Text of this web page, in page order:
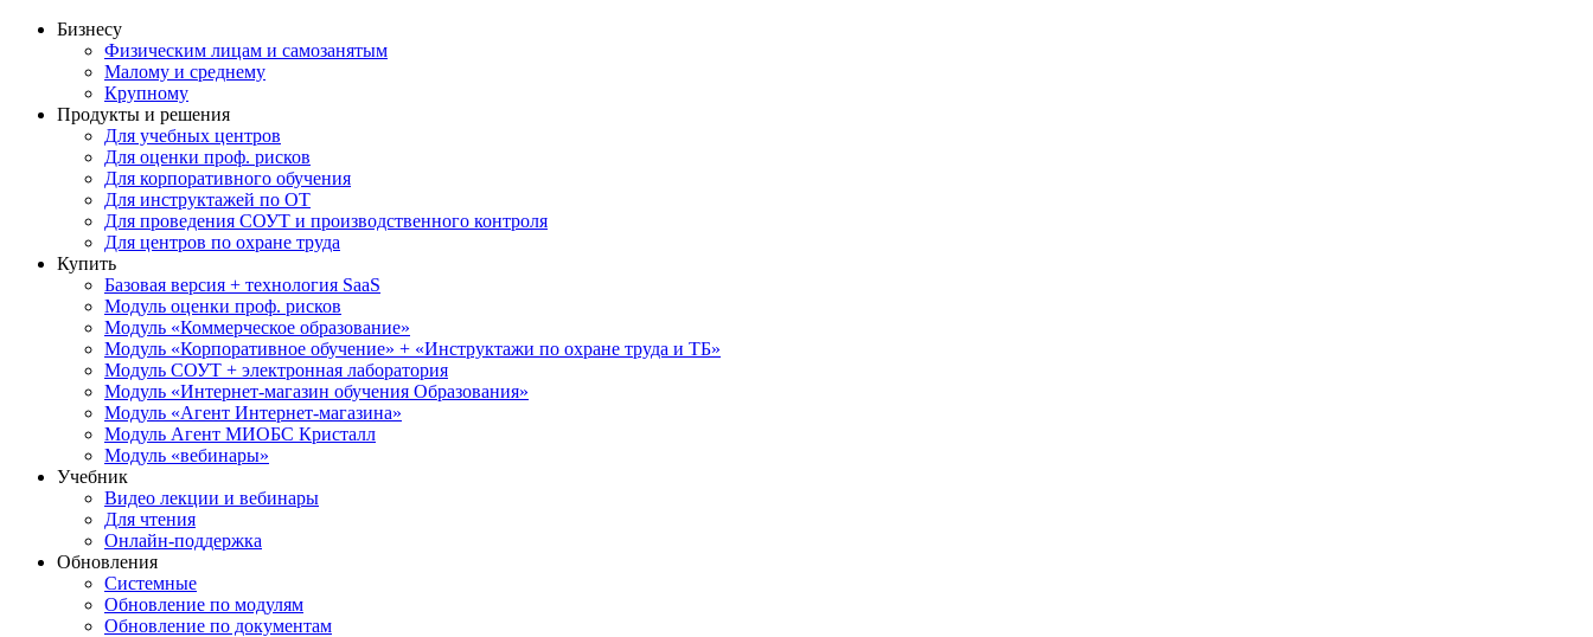
Бизнесу
Физическим лицам и самозанятым
Малому и среднему
Крупному
Продукты и решения
Для учебных центров
Для оценки проф. рисков
Для корпоративного обучения
Для инструктажей по ОТ
Для проведения СОУТ и производственного контроля
Для центров по охране труда
Купить
Базовая версия + технология SaaS
Модуль оценки проф. рисков
Модуль «Коммерческое образование»
Модуль «Корпоративное обучение» + «Инструктажи по охране труда и ТБ»
Модуль СОУТ + электронная лаборатория
Модуль «Интернет-магазин обучения Образования»
Модуль «Агент Интернет-магазина»
Модуль Агент МИОБС Кристалл
Модуль «вебинары»
Учебник
Видео лекции и вебинары
Для чтения
Онлайн-поддержка
Обновления
Системные
Обновление по модулям
Обновление по документам